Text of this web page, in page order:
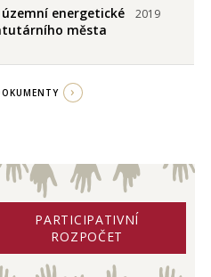
energetické
města
2019
PARTICIPATIVNÍ
ROZPOČET